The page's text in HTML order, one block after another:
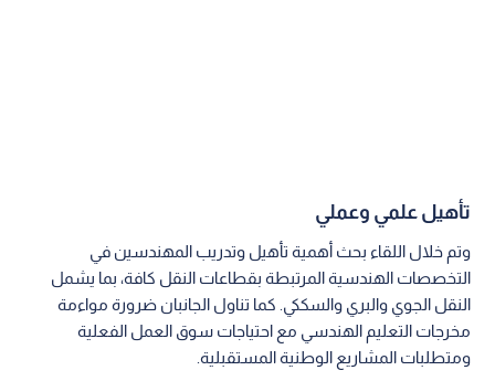
تأهيل علمي وعملي
وتم خلال اللقاء بحث أهمية تأهيل وتدريب المهندسين في
التخصصات الهندسية المرتبطة بقطاعات النقل كافة، بما يشمل
النقل الجوي والبري والسككي. كما تناول الجانبان ضرورة مواءمة
مخرجات التعليم الهندسي مع احتياجات سوق العمل الفعلية
ومتطلبات المشاريع الوطنية المستقبلية.